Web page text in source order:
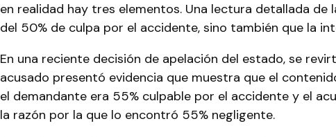
en realidad hay tres elementos. Una lectura detallada
del 50% de culpa por el accidente, sino también que la
En una reciente decisión de apelación del estado, se
acusado presentó evidencia que muestra que el
el demandante era 55% culpable por el accidente y el
la razón por la que lo encontró 55% negligente.